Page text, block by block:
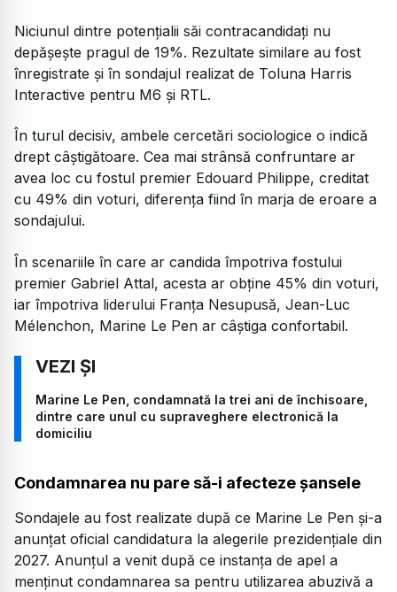
Niciunul dintre potențialii săi contracandidați nu
depășește pragul de 19%. Rezultate similare au fost
înregistrate și în sondajul realizat de Toluna Harris
Interactive pentru M6 și RTL.
În turul decisiv, ambele cercetări sociologice o indică
drept câștigătoare. Cea mai strânsă confruntare ar
avea loc cu fostul premier Edouard Philippe, creditat
cu 49% din voturi, diferența fiind în marja de eroare a
sondajului.
În scenariile în care ar candida împotriva fostului
premier Gabriel Attal, acesta ar obține 45% din voturi,
iar împotriva liderului Franța Nesupusă, Jean-Luc
Mélenchon, Marine Le Pen ar câștiga confortabil.
Marine Le Pen, condamnată la trei ani de închisoare,
dintre care unul cu supraveghere electronică la
domiciliu
Condamnarea nu pare să-i afecteze șansele
Sondajele au fost realizate după ce Marine Le Pen și-a
anunțat oficial candidatura la alegerile prezidențiale din
2027. Anunțul a venit după ce instanța de apel a
menținut condamnarea sa pentru utilizarea abuzivă a